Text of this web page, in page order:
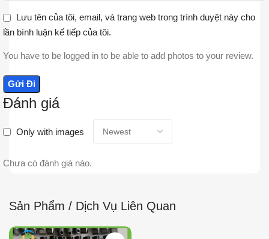
Đánh giá
Only with images
Chưa có đánh giá nào.
Lưu tên của tôi, email, và trang web trong trình duyệt này cho
lần bình luận kế tiếp của tôi.
You have to be logged in to be able to add photos to your review.
Sản Phẩm / Dịch Vụ Liên Quan